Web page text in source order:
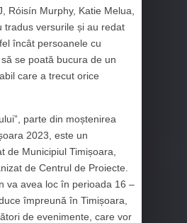
Róisín Murphy, Katie Melua,
tradus versurile și au redat
încât persoanele cu
se poată bucura de un
care a trecut orice
parte din moștenirea
2023, este un
de Municipiul Timișoara,
de Centrul de Proiecte.
va avea loc în perioada 16 –
împreună în Timișoara,
de evenimente, care vor